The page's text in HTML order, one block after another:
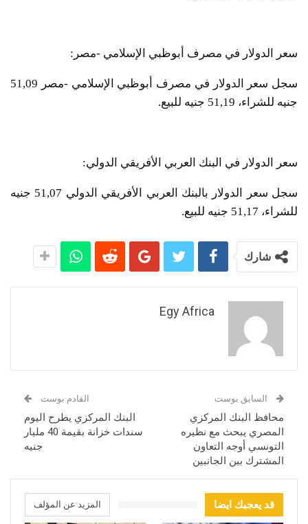
سعر الدولار في مصرف أبوظبي الإسلامي -مصر:
سجل سعر الدولار في مصرف أبوظبي الإسلامي -مصر 51,09
جنيه للشراء، 51,19 جنيه للبيع.
سعر الدولار في البنك العربي الأفريقي الدولي:
سجل سعر الدولار بالبنك العربي الأفريقي الدولي 51,07 جنيه
للشراء، 51,17 جنيه للبيع.
شارك
Egy Africa
السابق بوست
محافظ البنك المركزي
المصري يبحث مع نظيره
التونسي أوجه التعاون
المشترك بين الجانبين
القادم بوست
البنك المركزي يطرح اليوم
سندات خزانة بقيمة 40 مليار
جنيه
قد يعجبك ايضا المزيد عن المؤلف